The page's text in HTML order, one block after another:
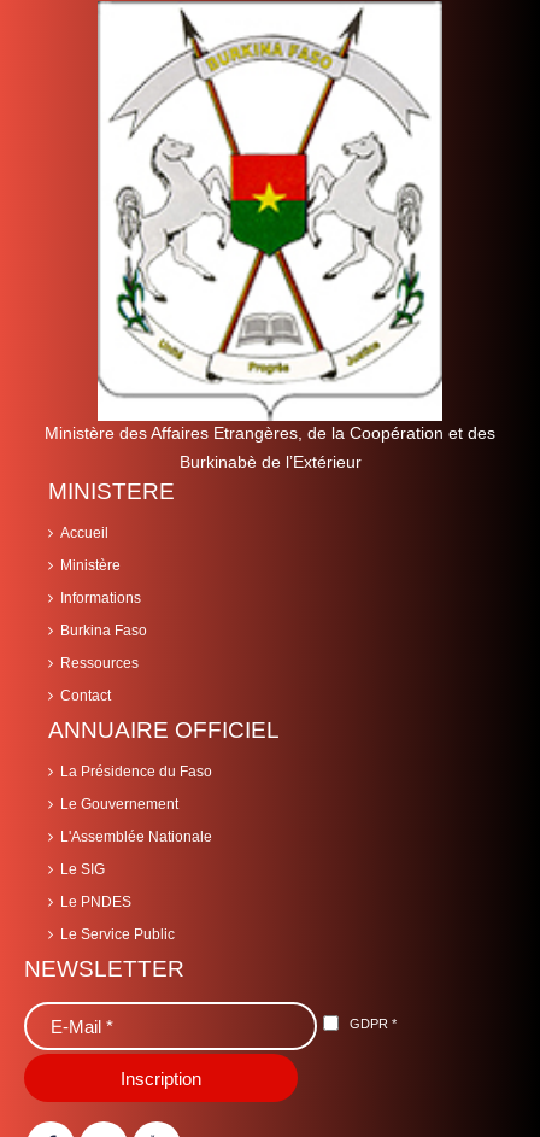
Ministère des Affaires Etrangères, de la Coopération et des
Burkinabè de l’Extérieur
MINISTERE
Accueil
Ministère
Informations
Burkina Faso
Ressources
Contact
ANNUAIRE OFFICIEL
La Présidence du Faso
Le Gouvernement
L'Assemblée Nationale
Le SIG
Le PNDES
Le Service Public
NEWSLETTER
GDPR *